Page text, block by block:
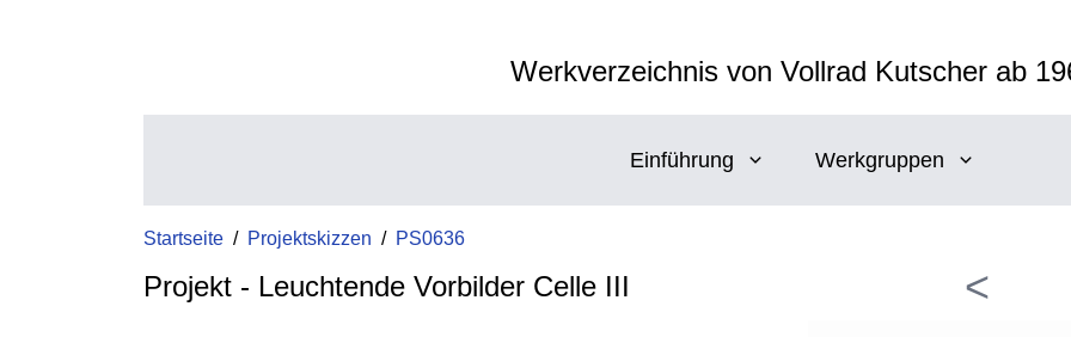
Werkverzeichnis von Vollrad Kutscher ab
Einführung Werkgruppen
Startseite / Projektskizzen / PS0636
Projekt - Leuchtende Vorbilder Celle III <